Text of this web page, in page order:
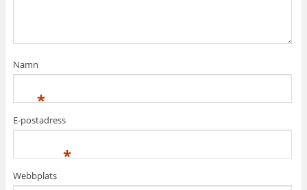
Namn
*
E-postadress
*
Webbplats